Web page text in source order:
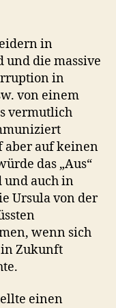
mit
überwältigender
Mehrheit
–
warum
wohl?
in
und die massive
in
von einem
vermutlich
aber auf keinen
das „Aus“
auch in
Ursula von der
wenn sich
in Zukunft
einen